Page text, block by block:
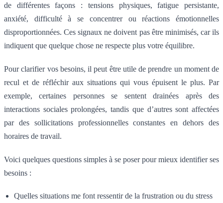
de différentes façons : tensions physiques, fatigue persistante,
anxiété, difficulté à se concentrer ou réactions émotionnelles
disproportionnées. Ces signaux ne doivent pas être minimisés, car ils
indiquent que quelque chose ne respecte plus votre équilibre.
Pour clarifier vos besoins, il peut être utile de prendre un moment de
recul et de réfléchir aux situations qui vous épuisent le plus. Par
exemple, certaines personnes se sentent drainées après des
interactions sociales prolongées, tandis que d’autres sont affectées
par des sollicitations professionnelles constantes en dehors des
horaires de travail.
Voici quelques questions simples à se poser pour mieux identifier ses
besoins :
Quelles situations me font ressentir de la frustration ou du stress